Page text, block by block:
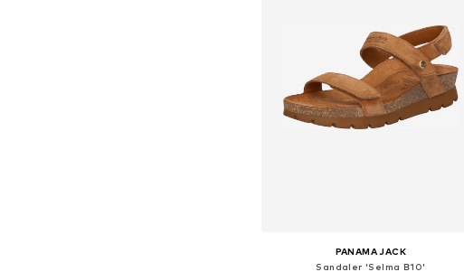
PANAMA JACK
Sandaler 'Selma B10'